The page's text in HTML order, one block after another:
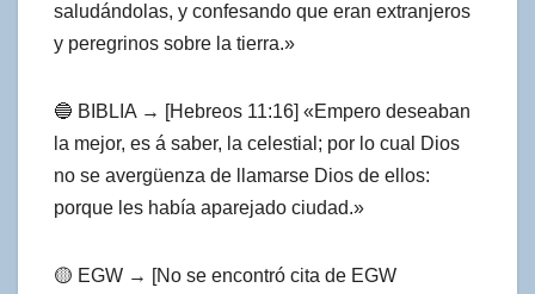
saludándolas, y confesando que eran extranjeros
y peregrinos sobre la tierra.»
🔵 BIBLIA → [Hebreos 11:16] «Empero deseaban
la mejor, es á saber, la celestial; por lo cual Dios
no se avergüenza de llamarse Dios de ellos:
porque les había aparejado ciudad.»
🟡 EGW → [No se encontró cita de EGW